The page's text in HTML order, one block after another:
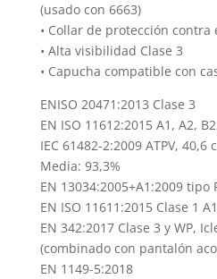
(usado con 6663)
• Collar de protección contra
• Alta visibilidad Clase 3
• Capucha compatible con
ENISO 20471:2013 Clase 3
EN ISO 11612:2015 A1, A2,
IEC 61482-2:2009 ATPV, 40,6
Media: 93,3%
EN 13034:2005+A1:2009 tipo
EN ISO 11611:2015 Clase 1
EN 342:2017 Clase 3 y WP,
(combinado con pantalón
EN 1149-5:2018